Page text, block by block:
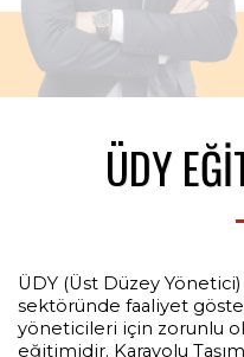
ÜDY
ÜDY (Üst Düzey
sektöründe faaliyet
yöneticileri için zorunlu
eğitimidir. Karayolu